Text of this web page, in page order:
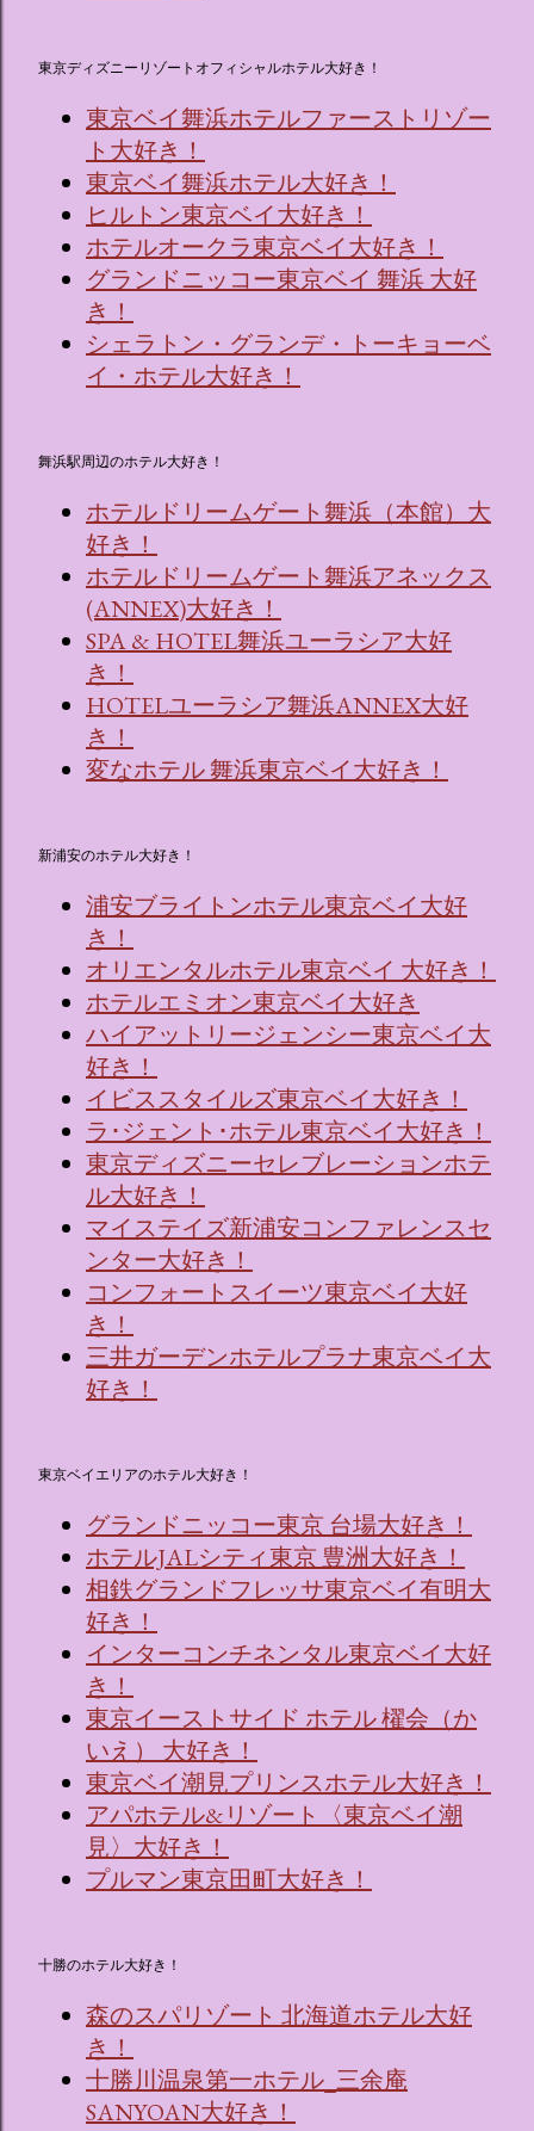
東京ディズニーリゾートオフィシャルホテル大好き！
東京ベイ舞浜ホテルファーストリゾー
ト大好き！
東京ベイ舞浜ホテル大好き！
ヒルトン東京ベイ大好き！
ホテルオークラ東京ベイ大好き！
グランドニッコー東京ベイ 舞浜 大好
き！
シェラトン・グランデ・トーキョーベ
イ・ホテル大好き！
舞浜駅周辺のホテル大好き！
ホテルドリームゲート舞浜（本館）大
好き！
ホテルドリームゲート舞浜アネックス
(ANNEX)大好き！
SPA & HOTEL舞浜ユーラシア大好
き！
HOTELユーラシア舞浜ANNEX大好
き！
変なホテル 舞浜東京ベイ大好き！
新浦安のホテル大好き！
浦安ブライトンホテル東京ベイ大好
き！
オリエンタルホテル東京ベイ 大好き！
ホテルエミオン東京ベイ大好き
ハイアットリージェンシー東京ベイ大
好き！
イビススタイルズ東京ベイ大好き！
ラ･ジェント･ホテル東京ベイ大好き！
東京ディズニーセレブレーションホテ
ル大好き！
マイステイズ新浦安コンファレンスセ
ンター大好き！
コンフォートスイーツ東京ベイ大好
き！
三井ガーデンホテルプラナ東京ベイ大
好き！
東京ベイエリアのホテル大好き！
グランドニッコー東京 台場大好き！
ホテルJALシティ東京 豊洲大好き！
相鉄グランドフレッサ東京ベイ有明大
好き！
インターコンチネンタル東京ベイ大好
き！
東京イーストサイド ホテル 櫂会（か
いえ） 大好き！
東京ベイ潮見プリンスホテル大好き！
アパホテル&リゾート〈東京ベイ潮
見〉大好き！
プルマン東京田町大好き！
十勝のホテル大好き！
森のスパリゾート 北海道ホテル大好
き！
十勝川温泉第一ホテル_三余庵
SANYOAN大好き！